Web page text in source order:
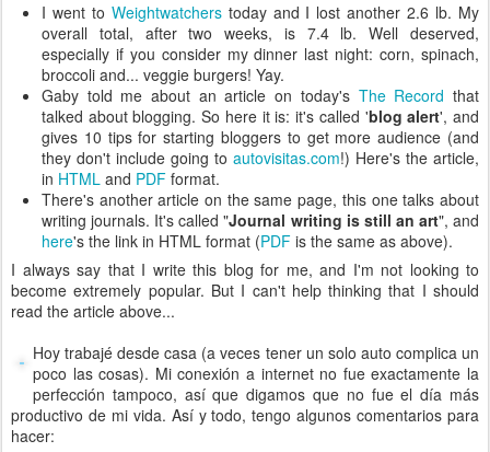
I went to Weightwatcherstoday and I lost another 2.6 lb. My
overall total, after two weeks, is 7.4 lb. Well deserved,
especially if you consider my dinner last night: corn, spinach,
broccoli and... veggie burgers! Yay.
Gaby told me about an article on today's The Record that
talked about blogging. So here it is: it's called 'blog alert', and
gives 10 tips for starting bloggers to get more audience (and
they don't include going to autovisitas.com!) Here's the article,
in HTML and PDF format.
There's another article on the same page, this one talks about
writing journals. It's called "Journal writing is still an art", and
here's the link in HTML format (PDF is the same as above).
I always say that I write this blog for me, and I'm not looking to
become extremely popular. But I can't help thinking that I should
read the article above...
Hoy trabajé desde casa (a veces tener un solo auto complica un
poco las cosas). Mi conexión a internet no fue exactamente la
perfección tampoco, así que digamos que no fue el día más
productivo de mi vida. Así y todo, tengo algunos comentarios para
hacer: